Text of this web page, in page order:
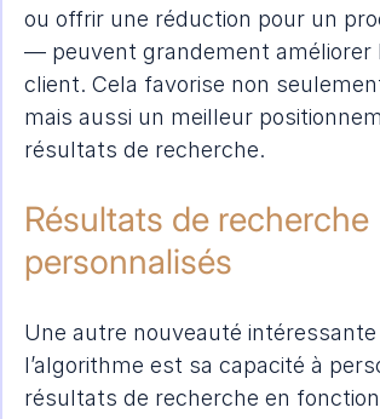
ou offrir une réduction pour un
— peuvent grandement améliorer
client. Cela favorise non
mais aussi un meilleur
résultats de recherche.
Résultats de recherche
personnalisés
Une autre nouveauté intéressante
l’algorithme est sa capacité à
résultats de recherche en